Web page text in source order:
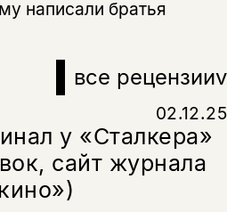
написали братья
все рецензииv
у «Сталкера»
сайт журнала
02.12.25